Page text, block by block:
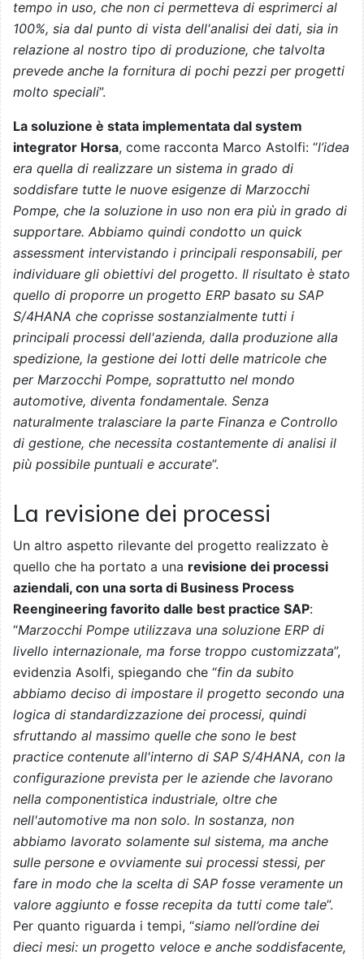
tempo in uso, che non ci permetteva di esprimerci al
100%, sia dal punto di vista dell'analisi dei dati, sia in
relazione al nostro tipo di produzione, che talvolta
prevede anche la fornitura di pochi pezzi per progetti
molto speciali”.
La soluzione è stata implementata dal system
integrator Horsa, come racconta Marco Astolfi: “l’idea
era quella di realizzare un sistema in grado di
soddisfare tutte le nuove esigenze di Marzocchi
Pompe, che la soluzione in uso non era più in grado di
supportare. Abbiamo quindi condotto un quick
assessment intervistando i principali responsabili, per
individuare gli obiettivi del progetto. Il risultato è stato
quello di proporre un progetto ERP basato su SAP
S/4HANA che coprisse sostanzialmente tutti i
principali processi dell'azienda, dalla produzione alla
spedizione, la gestione dei lotti delle matricole che
per Marzocchi Pompe, soprattutto nel mondo
automotive, diventa fondamentale. Senza
naturalmente tralasciare la parte Finanza e Controllo
di gestione, che necessita costantemente di analisi il
più possibile puntuali e accurate”.
La revisione dei processi
Un altro aspetto rilevante del progetto realizzato è
quello che ha portato a una revisione dei processi
aziendali, con una sorta di Business Process
Reengineering favorito dalle best practice SAP:
“Marzocchi Pompe utilizzava una soluzione ERP di
livello internazionale, ma forse troppo customizzata”,
evidenzia Asolfi, spiegando che “fin da subito
abbiamo deciso di impostare il progetto secondo una
logica di standardizzazione dei processi, quindi
sfruttando al massimo quelle che sono le best
practice contenute all'interno di SAP S/4HANA, con la
configurazione prevista per le aziende che lavorano
nella componentistica industriale, oltre che
nell'automotive ma non solo. In sostanza, non
abbiamo lavorato solamente sul sistema, ma anche
sulle persone e ovviamente sui processi stessi, per
fare in modo che la scelta di SAP fosse veramente un
valore aggiunto e fosse recepita da tutti come tale”.
Per quanto riguarda i tempi, “siamo nell’ordine dei
dieci mesi: un progetto veloce e anche soddisfacente,